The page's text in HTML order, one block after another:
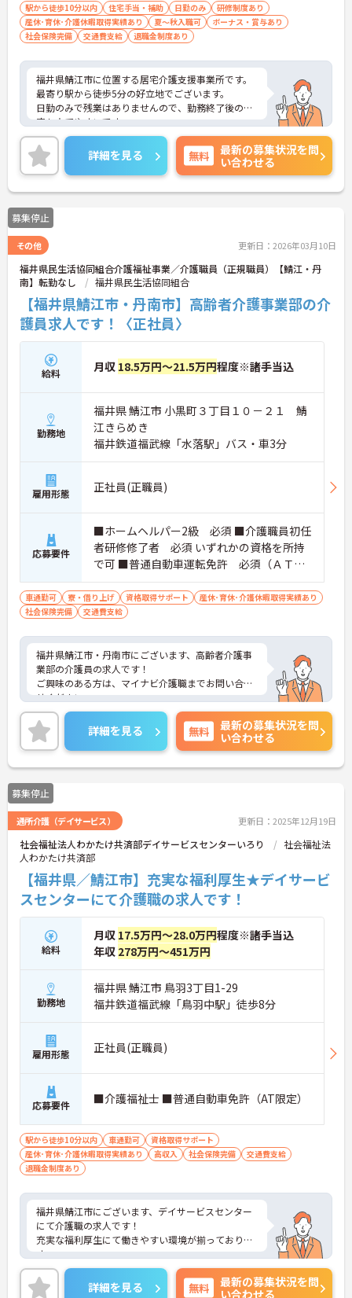
駅から徒歩10分以内 住宅手当・補助 日勤のみ
研修制度あり
産休･育休･介護休暇取得実績あり
夏～秋入職可
ボーナス・賞与あり
社会保険完備
交通費支給 退職金制度あり
福井県鯖江市に位置する居宅介護支援事業所です。
最寄り駅から徒歩5分の好立地でございます。
日勤のみで残業はありませんので、勤務終了後の予
定も立てやすいです。
昇給や賞与制度があり、頑張りが評価されてしっか
りと職員に還元されます。
ご興味のある方には、面接対策ポイントなど、さら
に詳細をお話しいたしますのでお気軽にご相談くだ
さい！
詳細を見る 無料
最新の募集状況を問
い合わせる
募集停止
その他 更新日：2026年03月10日
福井県民生活協同組合介護福祉事業／介護職員（正規職員）【鯖江・丹
南】転勤なし
福井県民生活協同組合
【福井県鯖江市・丹南市】高齢者介護事業部の介
護員求人です！〈正社員〉
給料 月収 18.5万円～21.5万円程度※諸手当込
勤務地
福井県 鯖江市 小黒町３丁目１０－２１ 鯖
江きらめき
福井鉄道福武線「水落駅」バス・車3分
雇用形態 正社員(正職員)
応募要件
■ホームヘルパー2級 必須 ■介護職員初任
者研修修了者 必須 いずれかの資格を所持
で可 ■普通自動車運転免許 必須（ＡＴ限
定可）
車通勤可 寮・借り上げ 資格取得サポート
産休･育休･介護休暇取得実績あり
社会保険完備
交通費支給
福井県鯖江市・丹南市にございます、高齢者介護事
業部の介護員の求人です！
ご興味のある方は、マイナビ介護職までお問い合わ
せください。
詳細を見る 無料
最新の募集状況を問
い合わせる
募集停止
通所介護（デイサービス） 更新日：2025年12月19日
社会福祉法人わかたけ共済部デイサービスセンターいろり
社会福祉法
人わかたけ共済部
【福井県／鯖江市】充実な福利厚生★デイサービ
スセンターにて介護職の求人です！
給料
月収 17.5万円～28.0万円程度※諸手当込
年収 278万円～451万円
勤務地
福井県 鯖江市 鳥羽3丁目1-29
福井鉄道福武線「鳥羽中駅」徒歩8分
雇用形態 正社員(正職員)
応募要件 ■介護福祉士 ■普通自動車免許（AT限定）
駅から徒歩10分以内 車通勤可
資格取得サポート
産休･育休･介護休暇取得実績あり
高収入 社会保険完備
交通費支給
退職金制度あり
福井県鯖江市にございます、デイサービスセンター
にて介護職の求人です！
充実な福利厚生にて働きやすい環境が揃っておりま
す。
ご興味のある方は、マイナビ介護職までお問い合わ
せください。詳細を見る 無料
最新の募集状況を問
い合わせる